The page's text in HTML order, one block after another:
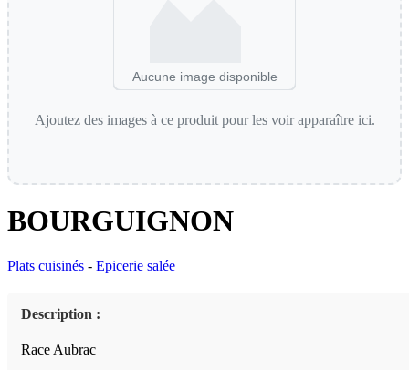
Aucune image disponible
Ajoutez des images à ce produit pour les voir apparaître ici.
BOURGUIGNON
Plats cuisinés - Epicerie salée
Description :
Race Aubrac